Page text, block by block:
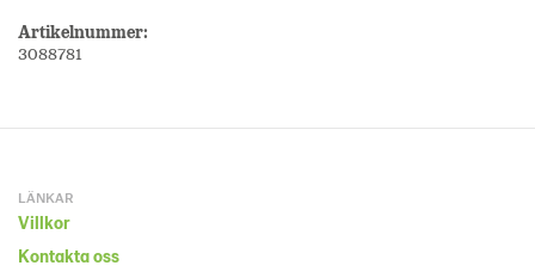
Artikelnummer:
3088781
LÄNKAR
Villkor
Kontakta oss